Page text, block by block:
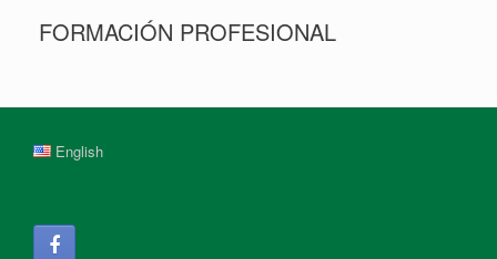
FORMACIÓN PROFESIONAL
English